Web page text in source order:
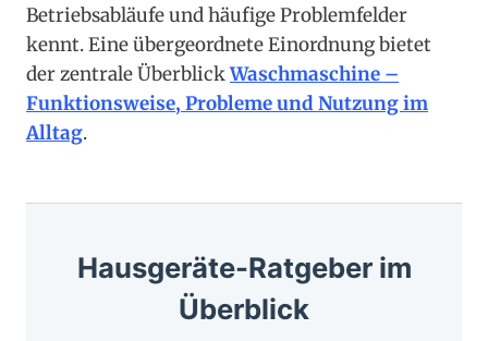
Betriebsabläufe und häufige Problemfelder
kennt. Eine übergeordnete Einordnung bietet
der zentrale ÜberblickWaschmaschine –
Funktionsweise, Probleme und Nutzung im
Alltag.
Hausgeräte-Ratgeber im
Überblick